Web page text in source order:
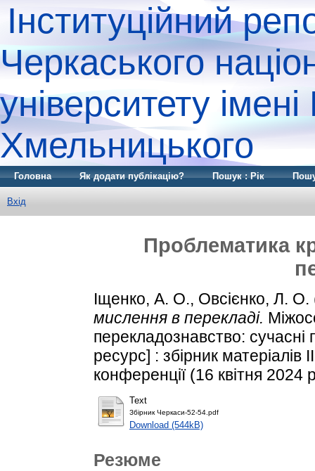
Інституційний
Черкаського
університету
Хмельницького
Головна Як додати публікацію? Пошук : Рік
Вхід
Проблематика
Іщенко, А. О., Овсієнко, Л. О.
мислення в перекладі.
перекладознавство:
ресурс] : збірник матеріалів
конференції (16 квітня 2024
Text
Збірник Черкаси-52-54.pdf
Download (544kB)
Резюме